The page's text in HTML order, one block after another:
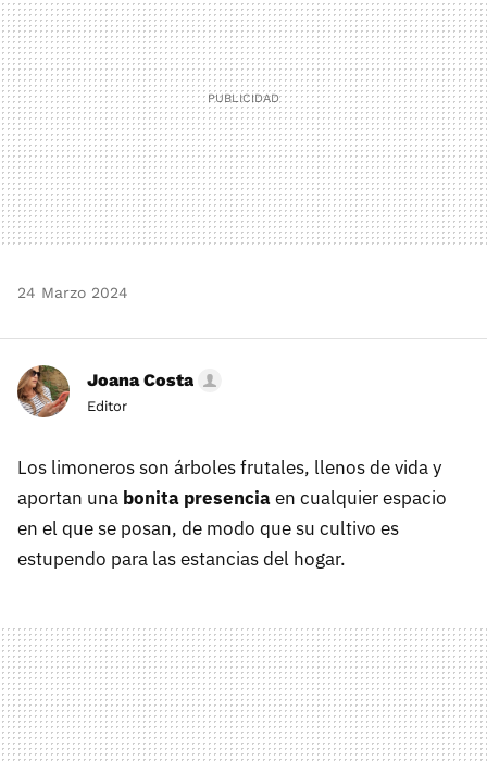
24 Marzo 2024
Joana Costa
Editor
Los limoneros son árboles frutales, llenos de vida y
aportan una bonita presenciaen cualquier espacio
en el que se posan, de modo que su cultivo es
estupendo para las estancias del hogar.